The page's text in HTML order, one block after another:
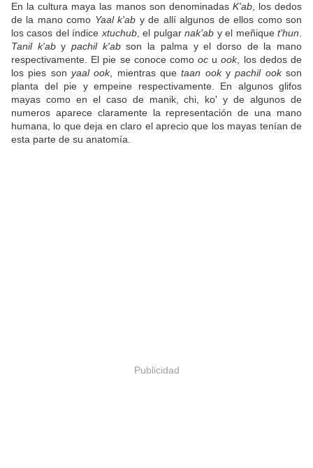
En la cultura maya las manos son denominadas K'ab, los dedos
de la mano como Yaal k'ab y de allí algunos de ellos como son
los casos del índice xtuchub, el pulgarnak'ab y el meñiquet'hun
Tanil k'abypachil k'abson la palma y el dorso de la mano
respectivamente. El pie se conoce comooc uook, los dedos de
los pies son yaal ook, mientras quetaan ookypachil ookson
planta del pie y empeine respectivamente. En algunos glifos
mayas como en el caso de manik, chi, ko' y de algunos de
numeros aparece claramente la representación de una mano
humana, lo que deja en claro el aprecio que los mayas tenían de
esta parte de su anatomía.
Publicidad